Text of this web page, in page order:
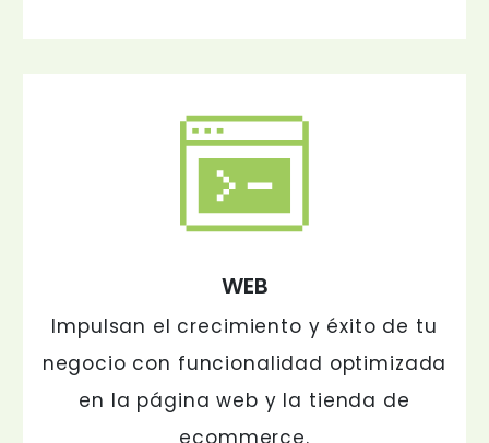
WEB
Impulsan el crecimiento y éxito de tu
negocio con funcionalidad optimizada
en la página web y la tienda de
ecommerce.